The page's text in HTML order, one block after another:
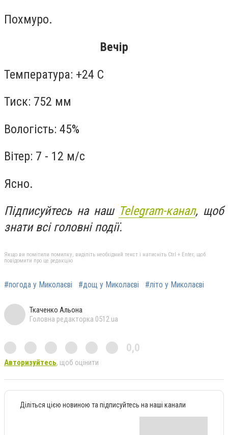
Похмуро.
Вечір
Температура: +24 С
Тиск: 752 мм
Вологість: 45%
Вітер: 7 - 12 м/с
Ясно.
Підписуйтесь на наш Telegram-канал, щоб
знати всі головні події.
Якщо ви помітили помилку, виділіть необхідний текст і натисніть Ctrl + Enter, щоб
повідомити про це редакцію
#погода у Миколаєві #дощ у Миколаєві #літо у Миколаєві
Ткаченко Альона
Головна редакторка 0512.ua
0,0
Авторизуйтесь, щоб оцінити
Діліться цією новиною та підписуйтесь на наші канали